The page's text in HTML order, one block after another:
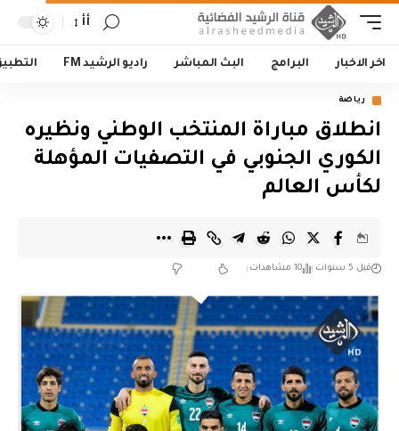
أأ
اخر الاخبار البرامج البث المباشر راديو الرشيد FM
رياضة
انطلاق مباراة المنتخب الوطني ونظيره
الكوري الجنوبي في التصفيات المؤهلة
لكأس العالم
قبل 5 سنوات 10 مشاهدات